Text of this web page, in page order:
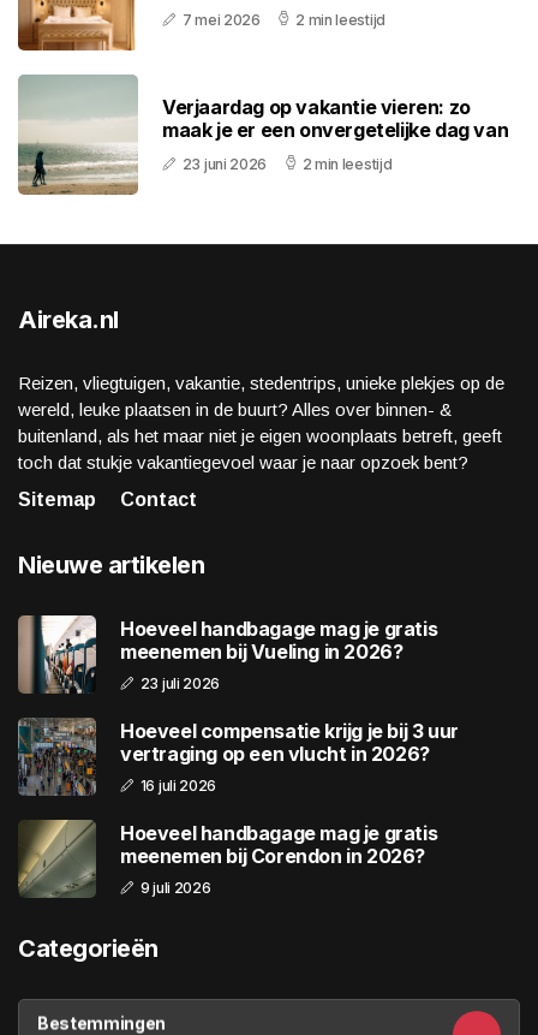
7 mei 2026 2 min leestijd
Verjaardag op vakantie vieren: zo
maak je er een onvergetelijke dag van
23 juni 2026 2 min leestijd
Aireka.nl
Reizen, vliegtuigen, vakantie, stedentrips, unieke plekjes op de
wereld, leuke plaatsen in de buurt? Alles over binnen- &
buitenland, als het maar niet je eigen woonplaats betreft, geeft
toch dat stukje vakantiegevoel waar je naar opzoek bent?
Sitemap
Contact
Nieuwe artikelen
Hoeveel handbagage mag je gratis
meenemen bij Vueling in 2026?
23 juli 2026
Hoeveel compensatie krijg je bij 3 uur
vertraging op een vlucht in 2026?
16 juli 2026
Hoeveel handbagage mag je gratis
meenemen bij Corendon in 2026?
9 juli 2026
Categorieën
Bestemmingen